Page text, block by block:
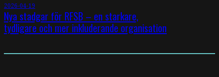
2026-04-19
Nya stadgar för RFSB – en starkare,
tydligare och mer inkluderande organisation